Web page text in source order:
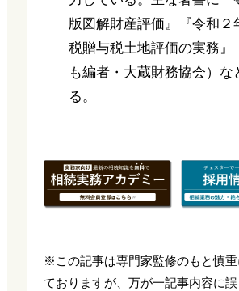
版図解財産評価』『令和２
税贈与税土地評価の実務』
も編者・大蔵財務協会）な
る。
※この記事は専門家監修のもと慎重
ておりますが、万が一記事内容に